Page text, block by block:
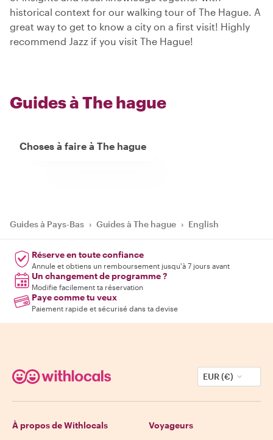
historical context for our walking tour of The Hague. A
great way to get to know a city on a first visit! Highly
recommend Jazz if you visit The Hague!
Guides à The hague
Choses à faire à The hague
Guides à Pays-Bas › Guides à The hague › English
Réserve en toute confiance
Annule et obtiens un remboursement jusqu'à 7 jours avant
Un changement de programme ?
Modifie facilement ta réservation
Paye comme tu veux
Paiement rapide et sécurisé dans ta devise
EUR (€)
À propos de Withlocals Voyageurs